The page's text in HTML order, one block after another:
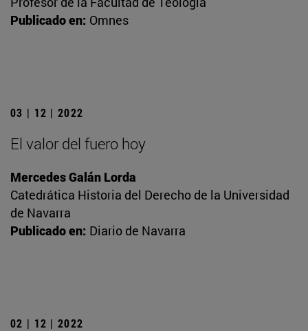
Publicado en: Omnes
03 | 12 | 2022
El valor del fuero hoy
Mercedes Galán Lorda
Catedrática Historia del Derecho de la Universidad
de Navarra
Publicado en: Diario de Navarra
02 | 12 | 2022